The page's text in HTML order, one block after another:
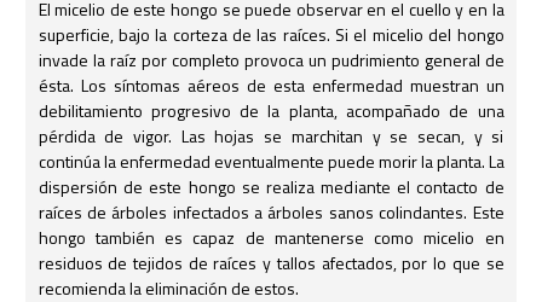
El micelio de este hongo se puede observar en el cuello y en la
superficie, bajo la corteza de las raíces. Si el micelio del hongo
invade la raíz por completo provoca un pudrimiento general de
ésta. Los síntomas aéreos de esta enfermedad muestran un
debilitamiento progresivo de la planta, acompañado de una
pérdida de vigor. Las hojas se marchitan y se secan, y si
continúa la enfermedad eventualmente puede morir la planta. La
dispersión de este hongo se realiza mediante el contacto de
raíces de árboles infectados a árboles sanos colindantes. Este
hongo también es capaz de mantenerse como micelio en
residuos de tejidos de raíces y tallos afectados, por lo que se
recomienda la eliminación de estos.